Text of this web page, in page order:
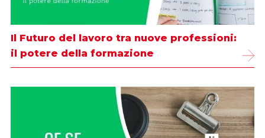
Il Futuro del lavoro tra nuove professioni:
il potere della formazione